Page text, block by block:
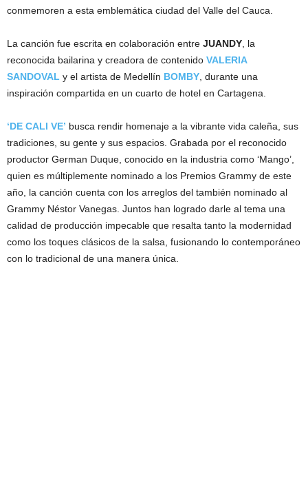
conmemoren a esta emblemática ciudad del Valle del Cauca.
La canción fue escrita en colaboración entre JUANDY , la
reconocida bailarina y creadora de contenido VALERIA
SANDOVAL y el artista de Medellín BOMBY , durante una
inspiración compartida en un cuarto de hotel en Cartagena.
‘DE CALI VE’ busca rendir homenaje a la vibrante vida caleña, sus
tradiciones, su gente y sus espacios. Grabada por el reconocido
productor German Duque, conocido en la industria como ‘Mango’,
quien es múltiplemente nominado a los Premios Grammy de este
año, la canción cuenta con los arreglos del también nominado al
Grammy Néstor Vanegas. Juntos han logrado darle al tema una
calidad de producción impecable que resalta tanto la modernidad
como los toques clásicos de la salsa, fusionando lo contemporáneo
con lo tradicional de una manera única.